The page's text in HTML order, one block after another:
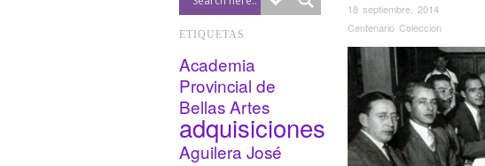
ETIQUETAS
Academia
Provincial de
Bellas Artes
adquisiciones
Aguilera José
18 septiembre, 2014
Centenario Coleccion